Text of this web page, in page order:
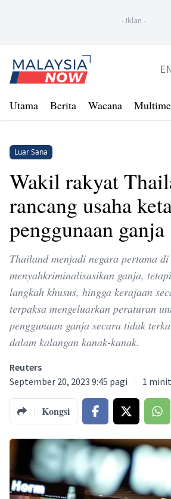
- Iklan -
Home
Utama Berita Wacana
Luar Sana
Wakil rakyat
rancang usaha
penggunaan ganja
Thailand menjadi negara pertama
menyahkriminalisasikan ganja,
langkah khusus, hingga kerajaan
terpaksa mengeluarkan peraturan
penggunaan ganja secara tidak
dalam kalangan kanak-kanak.
Reuters
September 20, 2023 9:45 pagi
1
Kongsi